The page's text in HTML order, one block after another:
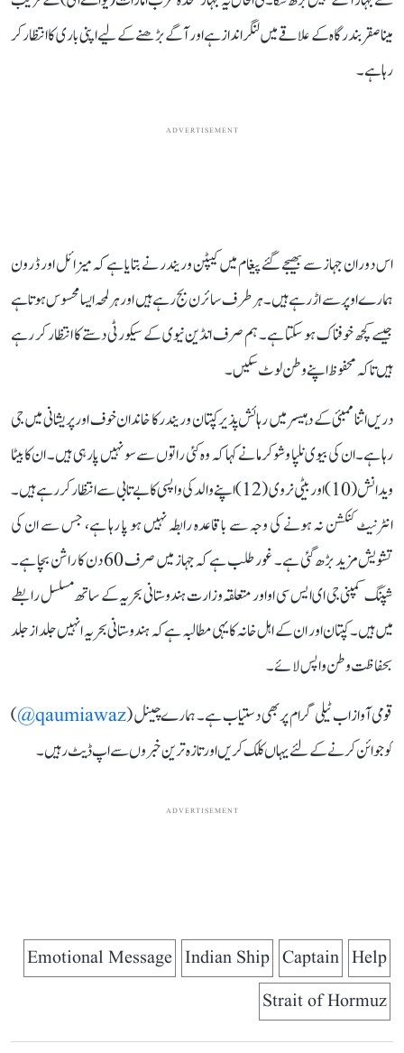
مینا صقر بندرگاہ کے علاقے میں لنگر انداز ہے اور آگے بڑھنے کے لیے اپنی باری کا انتظار کر
رہا ہے۔
ADVERTISEMENT
اس دوران جہاز سے بھیجے گئے پیغام میں کیپٹن وریندر نے بتایا ہے کہ میزائل اور ڈرون
ہمارے اوپر سے اڑ رہے ہیں۔ ہر طرف سائرن بج رہے ہیں اور ہر لمحہ ایسا محسوس ہوتا ہے
جیسے کچھ خوفناک ہو سکتا ہے۔ ہم صرف انڈین نیوی کے سیکورٹی دستے کا انتظار کر رہے
ہیں تاکہ محفوظ اپنے وطن لوٹ سکیں۔
دریں اثنا ممبئی کے دہیسر میں رہائش پذیر کپتان وریندر کا خاندان خوف اور پریشانی میں جی
رہا ہے۔ ان کی بیوی نلپا وشوکرما نے کہا کہ وہ کئی راتوں سے سو نہیں پا رہی ہیں۔ ان کا بیٹا
ویدانش (10) اور بیٹی نروی (12) اپنے والد کی واپسی کا بے تابی سے انتظار کر رہے ہیں۔
انٹرنیٹ کنکشن نہ ہونے کی وجہ سے باقاعدہ رابطہ نہیں ہو پا رہا ہے، جس سے ان کی
تشویش مزید بڑھ گئی ہے۔ غور طلب ہے کہ جہاز میں صرف 60 دن کا راشن بچا ہے۔
شپنگ کمپنی جی ای ایس سی او اور متعلقہ وزارت ہندوستانی بحریہ کے ساتھ مسلسل رابطے
میں ہیں۔ کپتان اور ان کے اہل خانہ کا یہی مطالبہ ہے کہ ہندوستانی بحریہ انہیں جلد از جلد
بحفاظت وطن واپس لائے۔
قومی آواز اب ٹیلی گرام پر بھی دستیاب ہے۔ ہمارے چینل (qaumiawaz@
)
کو جوائن کرنے کے لئے یہاں کلک کریں اور تازہ ترین خبروں سے اپ ڈیٹ رہیں۔
ADVERTISEMENT
Help
Captain
Indian Ship
Emotional Message
Strait of Hormuz